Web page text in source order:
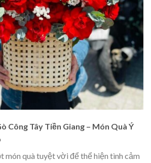
Công Tây Tiền Giang – Món Quà Ý
món quà tuyệt vời để thể hiện tình cảm